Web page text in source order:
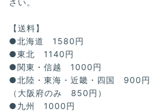
【送料】
●北海道 1580円
●東北 1140円
●関東・信越 1000円
●北陸・東海・近畿・四国 900円
（大阪府のみ 850円）
●九州 1000円